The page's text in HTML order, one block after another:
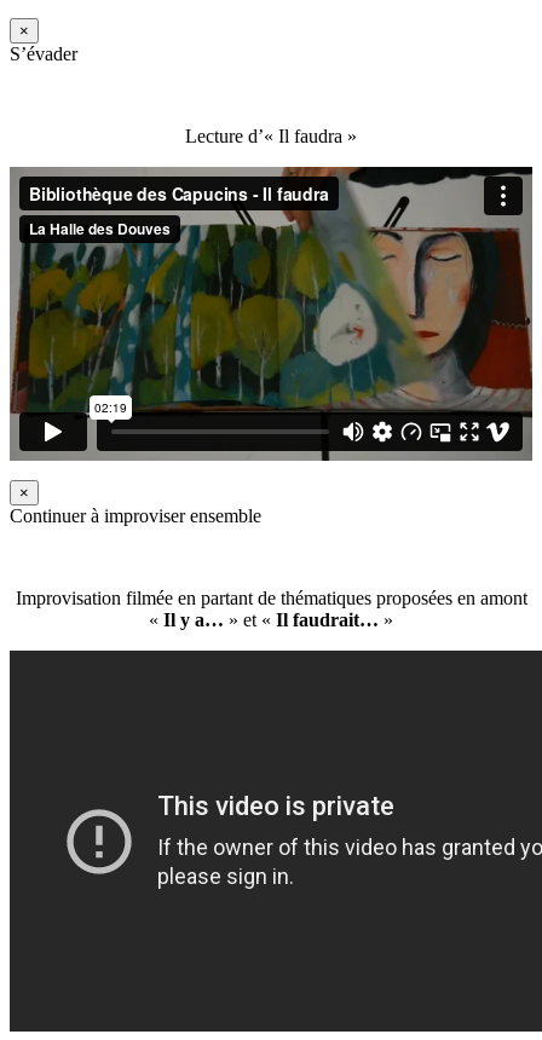
×
S’évader
Lecture d’« Il faudra »
×
Continuer à improviser ensemble
Improvisation filmée en partant de thématiques proposées en amont
« Il y a… » et « Il faudrait… »